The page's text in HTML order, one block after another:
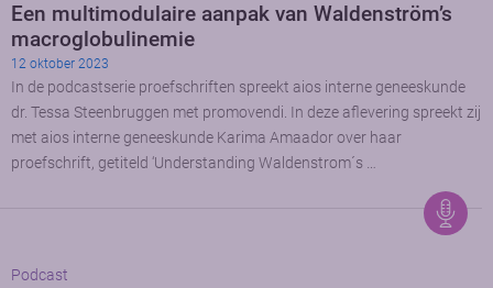
Een multimodulaire aanpak van Waldenström’s
macroglobulinemie
12 oktober 2023
In de podcastserie proefschriften spreekt aios interne geneeskunde
dr. Tessa Steenbruggen met promovendi. In deze aflevering spreekt zij
met aios interne geneeskunde Karima Amaador over haar
proefschrift, getiteld ‘Understanding Waldenstrom´s …
Podcast